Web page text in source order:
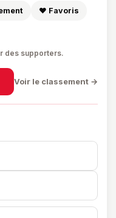
❤️ Favoris
des supporters.
Voir le classement →